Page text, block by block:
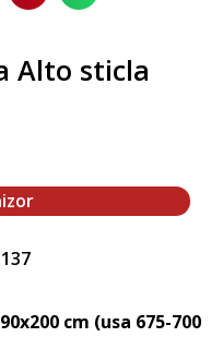
Alto sticla
cm (usa 675-700